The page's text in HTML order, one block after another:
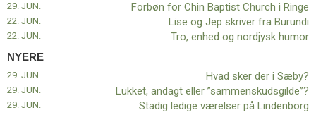
indlæg:
Hvad
sker
der
Sæby?
Forrige
29. JUN. Forbøn for Chin Baptist Church i Ringe
22. JUN. Lise og Jep skriver fra Burundi
22. JUN. Tro, enhed og nordjysk humor
NYERE
Hvad sker der i Sæby?
29. JUN.
Lukket, andagt eller ”sammenskudsgilde”?
29. JUN.
Stadig ledige værelser på Lindenborg
29. JUN.